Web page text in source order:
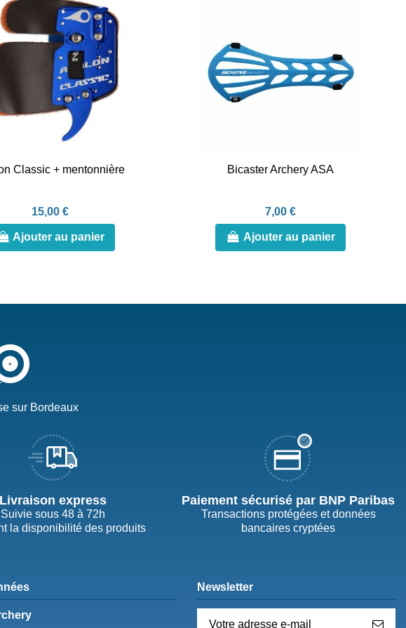
Classic + mentonnière
15,00 €
Ajouter au panier
Bicaster Archery ASA
7,00 €
Ajouter au panier
sur Bordeaux
Livraison express
Suivie sous 48 à 72h
la disponibilité des produits
Paiement sécurisé par BNP Paribas
Transactions protégées et données
bancaires cryptées
Newsletter